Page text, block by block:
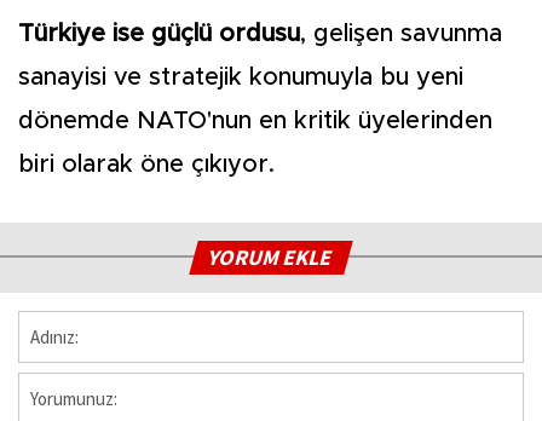
Türkiye ise güçlü ordusu, gelişen savunma
sanayisi ve stratejik konumuyla bu yeni
dönemde NATO'nun en kritik üyelerinden
biri olarak öne çıkıyor.
YORUM EKLE